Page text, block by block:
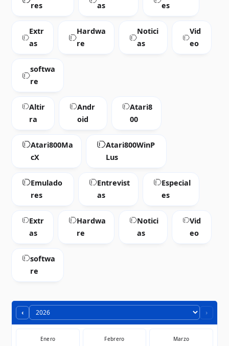
res
as
es
Extr
as
Hardwa
re
Notici
as
Vid
eo
softwa
re
Altir
ra
Andr
oid
Atari8
00
Atari800Ma
cX
Atari800WinP
Lus
Emulado
res
Entrevist
as
Especial
es
Extr
as
Hardwa
re
Notici
as
Vid
eo
softwa
re
‹ ›
Enero Febrero Marzo